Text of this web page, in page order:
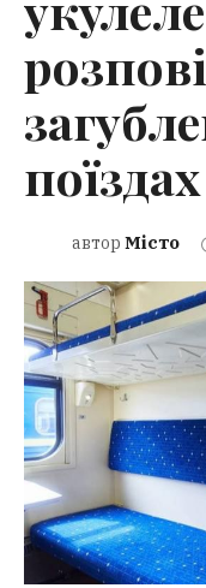
поїздах
автор Місто